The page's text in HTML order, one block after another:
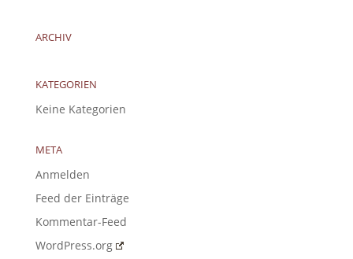
ARCHIV
KATEGORIEN
Keine Kategorien
META
Anmelden
Feed der Einträge
Kommentar-Feed
WordPress.org